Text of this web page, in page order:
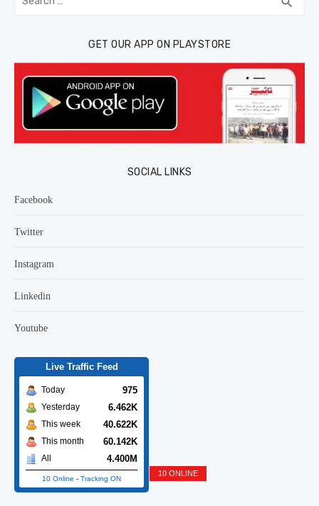
for:
GET OUR APP ON PLAYSTORE
SOCIAL LINKS
Facebook
Twitter
Instagram
Linkedin
Youtube
Live Traffic Feed
Today 975
Yesterday 6.462K
This week 40.622K
This month 60.142K
All 4.400M
10 Online - Tracking ON
10 ONLINE